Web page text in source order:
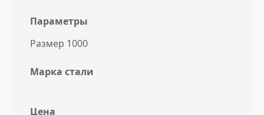
Параметры
Размер 1000
Марка стали
Цена